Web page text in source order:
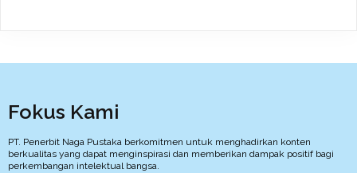
Fokus Kami
PT. Penerbit Naga Pustaka berkomitmen untuk menghadirkan konten
berkualitas yang dapat menginspirasi dan memberikan dampak positif bagi
perkembangan intelektual bangsa.